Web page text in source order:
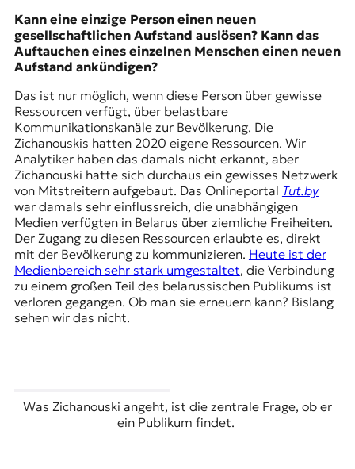
Kann eine einzige Person einen neuen
gesellschaftlichen Aufstand auslösen? Kann das
Auftauchen eines einzelnen Menschen einen neuen
Aufstand ankündigen?
Das ist nur möglich, wenn diese Person über gewisse
Ressourcen verfügt, über belastbare
Kommunikationskanäle zur Bevölkerung. Die
Zichanouskis hatten 2020 eigene Ressourcen. Wir
Analytiker haben das damals nicht erkannt, aber
Zichanouski hatte sich durchaus ein gewisses Netzwerk
von Mitstreitern aufgebaut. Das Onlineportal Tut.by
war damals sehr einflussreich, die unabhängigen
Medien verfügten in Belarus über ziemliche Freiheiten.
Der Zugang zu diesen Ressourcen erlaubte es, direkt
mit der Bevölkerung zu kommunizieren. Heute ist der
Medienbereich sehr stark umgestaltet, die Verbindung
zu einem großen Teil des belarussischen Publikums ist
verloren gegangen. Ob man sie erneuern kann? Bislang
sehen wir das nicht.
Was Zichanouski angeht, ist die zentrale Frage, ob er
ein Publikum findet.